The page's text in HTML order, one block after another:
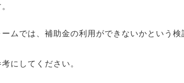
ムでは、補助金の利用ができないかという
にしてください。